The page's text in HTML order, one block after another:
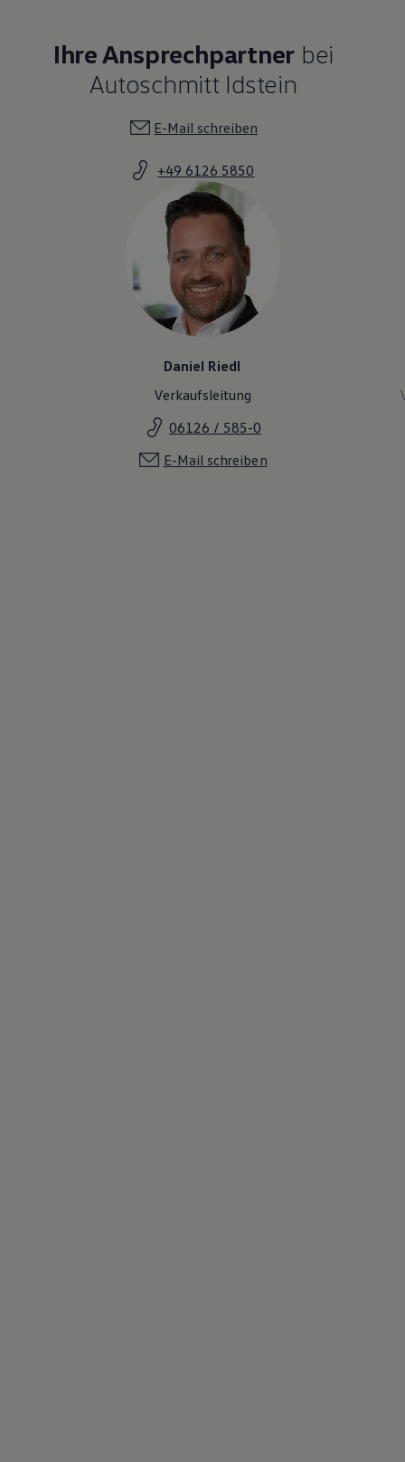
Ihre Ansprechpartner bei
Autoschmitt Idstein
E-Mail schreiben
+49 6126 5850
Daniel Riedl
Verkaufsleitung
06126 / 585-0
E-Mail schreiben